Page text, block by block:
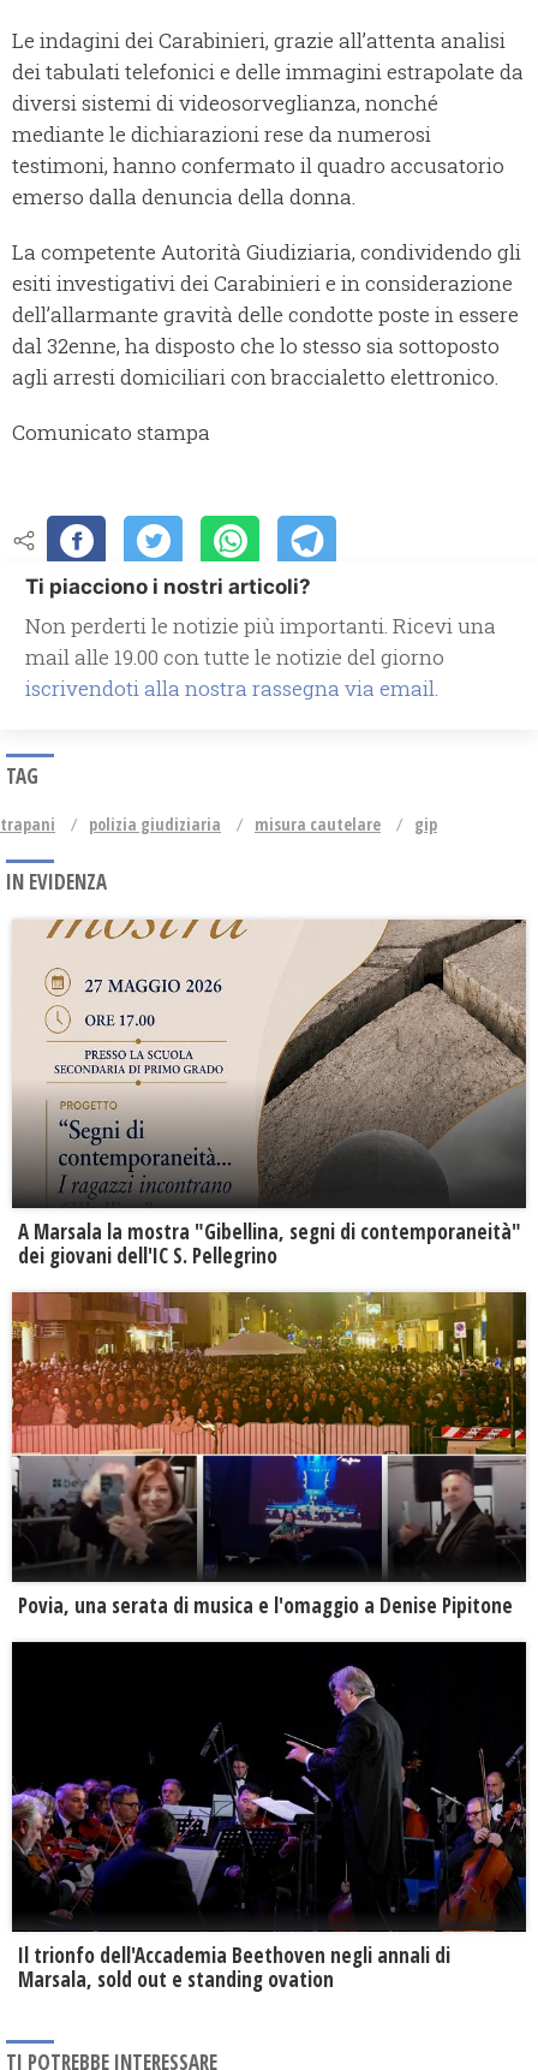
Le indagini dei Carabinieri, grazie all’attenta analisi
dei tabulati telefonici e delle immagini estrapolate da
diversi sistemi di videosorveglianza, nonché
mediante le dichiarazioni rese da numerosi
testimoni, hanno confermato il quadro accusatorio
emerso dalla denuncia della donna.
La competente Autorità Giudiziaria, condividendo gli
esiti investigativi dei Carabinieri e in considerazione
dell’allarmante gravità delle condotte poste in essere
dal 32enne, ha disposto che lo stesso sia sottoposto
agli arresti domiciliari con braccialetto elettronico.
Comunicato stampa
Ti piacciono i nostri articoli?
Non perderti le notizie più importanti. Ricevi una
mail alle 19.00 con tutte le notizie del giorno
iscrivendoti alla nostra rassegna via email.
TAG
trapani polizia giudiziaria misura cautelare gip
IN EVIDENZA
A Marsala la mostra "Gibellina, segni di contemporaneità"
dei giovani dell'IC S. Pellegrino
Povia, una serata di musica e l'omaggio a Denise Pipitone
Il trionfo dell'Accademia Beethoven negli annali di
Marsala, sold out e standing ovation
TI POTREBBE INTERESSARE